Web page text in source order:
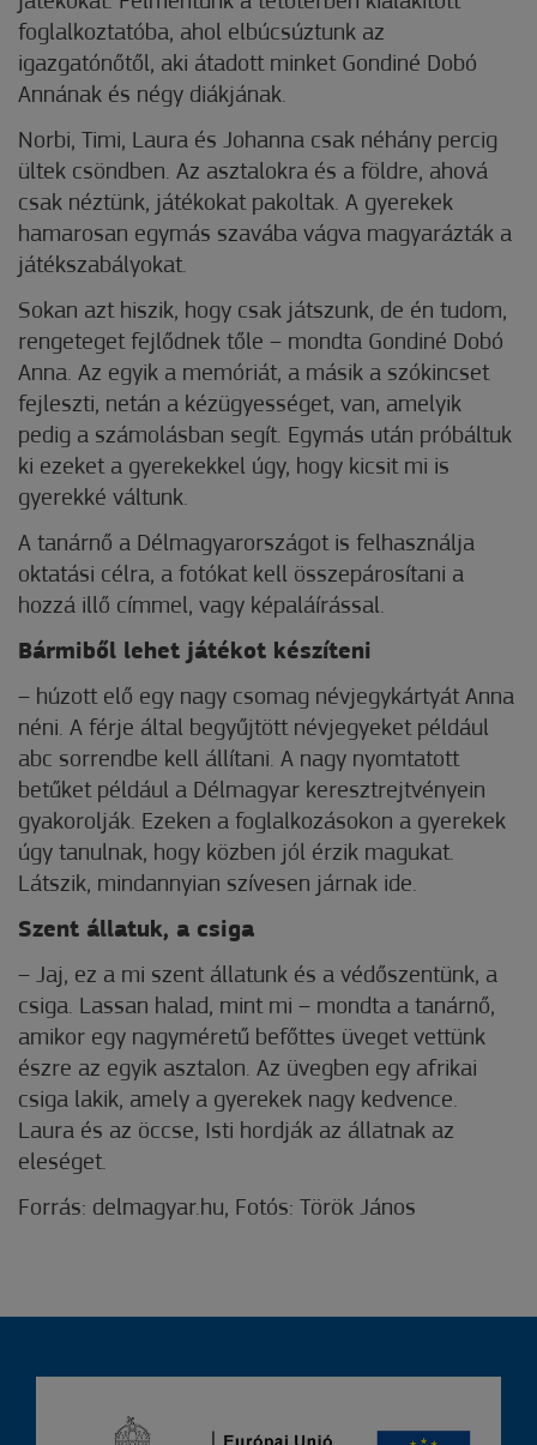
foglalkoztatóba, ahol elbúcsúztunk az
igazgatónőtől, aki átadott minket Gondiné Dobó
Annának és négy diákjának.
Norbi, Timi, Laura és Johanna csak néhány percig
ültek csöndben. Az asztalokra és a földre, ahová
csak néztünk, játékokat pakoltak. A gyerekek
hamarosan egymás szavába vágva magyarázták a
játékszabályokat.
Sokan azt hiszik, hogy csak játszunk, de én tudom,
rengeteget fejlődnek tőle – mondta Gondiné Dobó
Anna. Az egyik a memóriát, a másik a szókincset
fejleszti, netán a kézügyességet, van, amelyik
pedig a számolásban segít. Egymás után próbáltuk
ki ezeket a gyerekekkel úgy, hogy kicsit mi is
gyerekké váltunk.
A tanárnő a Délmagyarországot is felhasználja
oktatási célra, a fotókat kell összepárosítani a
hozzá illő címmel, vagy képaláírással.
Bármiből lehet játékot készíteni
– húzott elő egy nagy csomag névjegykártyát Anna
néni. A férje által begyűjtött névjegyeket például
abc sorrendbe kell állítani. A nagy nyomtatott
betűket például a Délmagyar keresztrejtvényein
gyakorolják. Ezeken a foglalkozásokon a gyerekek
úgy tanulnak, hogy közben jól érzik magukat.
Látszik, mindannyian szívesen járnak ide.
Szent állatuk, a csiga
– Jaj, ez a mi szent állatunk és a védőszentünk, a
csiga. Lassan halad, mint mi – mondta a tanárnő,
amikor egy nagyméretű befőttes üveget vettünk
észre az egyik asztalon. Az üvegben egy afrikai
csiga lakik, amely a gyerekek nagy kedvence.
Laura és az öccse, Isti hordják az állatnak az
eleséget.
Forrás: delmagyar.hu, Fotós: Török János